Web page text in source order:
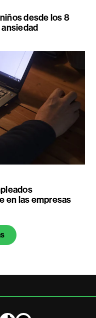
desde los 8
en las empresas